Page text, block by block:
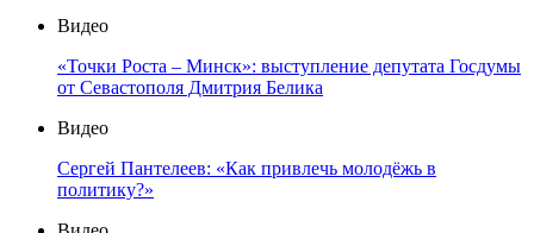
Видео
«Точки Роста – Минск»: выступление депутата Госдумы
от Севастополя Дмитрия Белика
Видео
Сергей Пантелеев: «Как привлечь молодёжь в
политику?»